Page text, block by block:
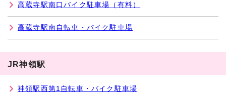
高蔵寺駅南口バイク駐車場（有料）
高蔵寺駅南自転車・バイク駐車場
JR神領駅
神領駅西第1自転車・バイク駐車場